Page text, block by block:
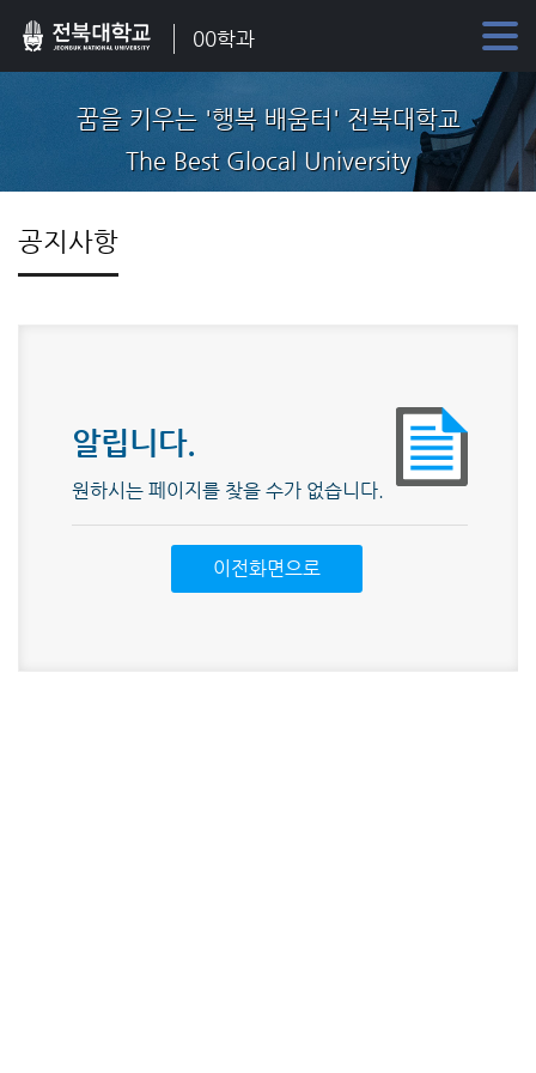
00학과
꿈을 키우는 '행복 배움터' 전북대학교
The Best Glocal University
공지사항
알립니다.
원하시는 페이지를 찾을 수가 없습니다.